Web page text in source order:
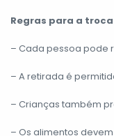
Regras para a
– Cada pessoa pode
– A retirada é
– Crianças também
– Os alimentos